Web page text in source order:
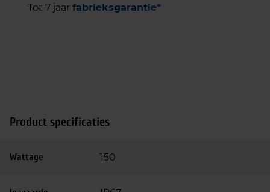
Tot 7 jaar fabrieksgarantie*
Product specificaties
Wattage 150